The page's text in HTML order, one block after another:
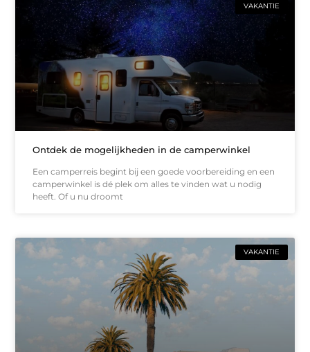
VAKANTIE
Ontdek de mogelijkheden in de camperwinkel
Een camperreis begint bij een goede voorbereiding en een
camperwinkel is dé plek om alles te vinden wat u nodig
heeft. Of u nu droomt
VAKANTIE